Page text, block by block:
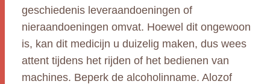
geschiedenis leveraandoeningen of
nieraandoeningen omvat. Hoewel dit ongewoon
is, kan dit medicijn u duizelig maken, dus wees
attent tijdens het rijden of het bedienen van
machines. Beperk de alcoholinname. Alozof